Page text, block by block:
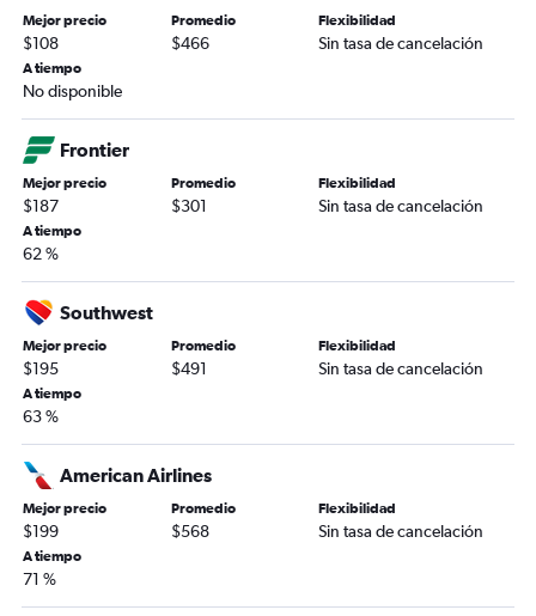
Mejor precio
$108
Promedio
$466
Flexibilidad
Sin tasa de cancelación
A tiempo
No disponible
Frontier
Mejor precio
$187
Promedio
$301
Flexibilidad
Sin tasa de cancelación
A tiempo
62 %
Southwest
Mejor precio
$195
Promedio
$491
Flexibilidad
Sin tasa de cancelación
A tiempo
63 %
American Airlines
Mejor precio
$199
Promedio
$568
Flexibilidad
Sin tasa de cancelación
A tiempo
71 %